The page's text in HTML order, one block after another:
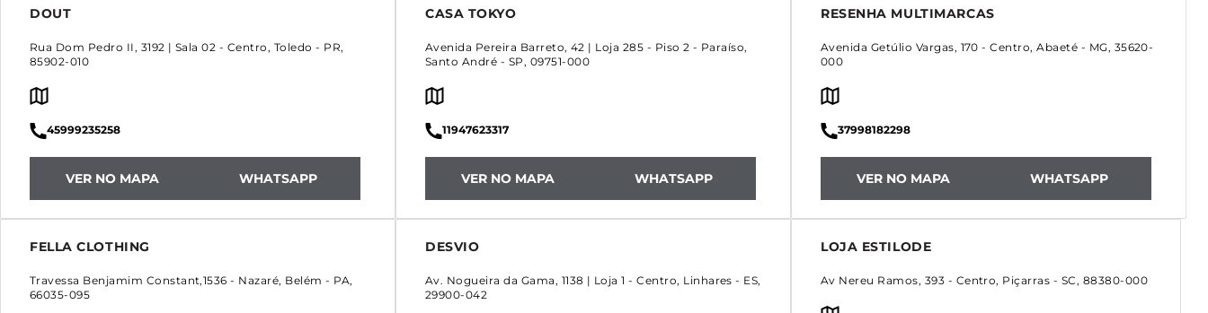
DOUT
Rua Dom Pedro II, 3192 | Sala 02 - Centro, Toledo - PR,
85902-010
45999235258
VER NO MAPA WHATSAPP
CASA TOKYO
Avenida Pereira Barreto, 42 | Loja 285 - Piso 2 - Paraíso,
Santo André - SP, 09751-000
11947623317
VER NO MAPA WHATSAPP
RESENHA MULTIMARCAS
Avenida Getúlio Vargas, 170 -Centro,Abaeté - MG, 35620-
000
37998182298
VER NO MAPA WHATSAPP
FELLA CLOTHING
Travessa Benjamim Constant,1536 - Nazaré, Belém - PA,
66035-095
DESVIO
Av. Nogueira da Gama, 1138 | Loja 1 -Centro, Linhares - ES,
29900-042
LOJA ESTILODE
Av Nereu Ramos, 393 - Centro, Piçarras - SC, 88380-000